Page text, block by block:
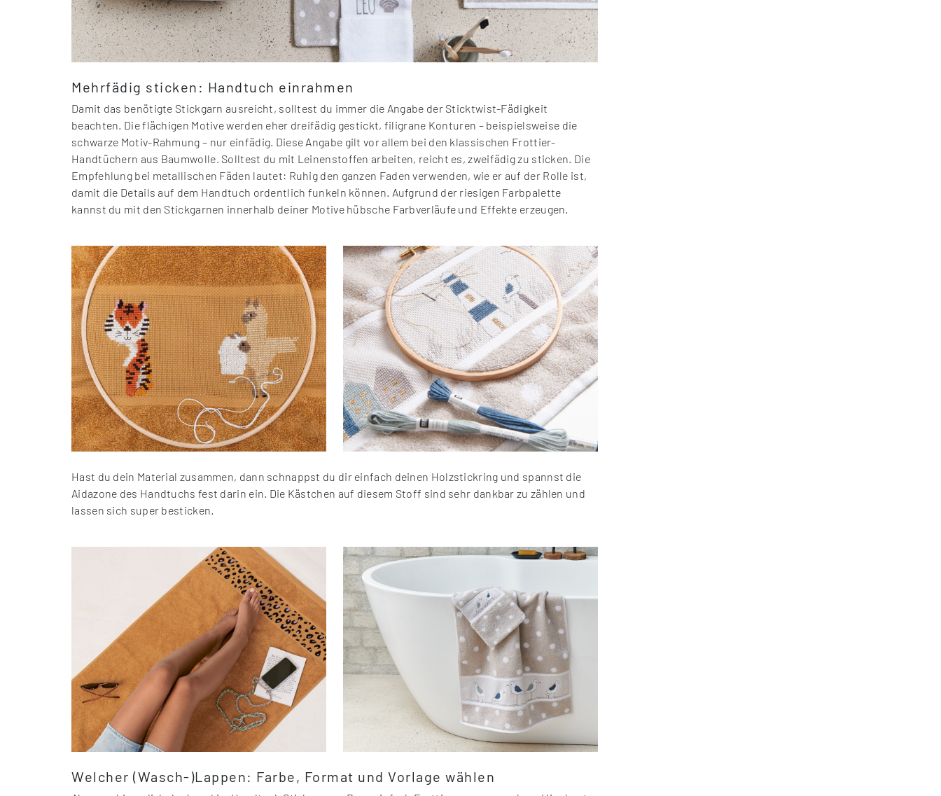
Mehrfädig sticken: Handtuch einrahmen
Damit das benötigte Stickgarn ausreicht, solltest du immer die Angabe der Sticktwist-Fädigkeit
beachten. Die flächigen Motive werden eher dreifädig gestickt, filigrane Konturen – beispielsweise die
schwarze Motiv-Rahmung – nur einfädig. Diese Angabe gilt vor allem bei den klassischen Frottier-
Handtüchern aus Baumwolle. Solltest du mit Leinenstoffen arbeiten, reicht es, zweifädig zu sticken. Die
Empfehlung bei metallischen Fäden lautet: Ruhig den ganzen Faden verwenden, wie er auf der Rolle ist,
damit die Details auf dem Handtuch ordentlich funkeln können. Aufgrund der riesigen Farbpalette
kannst du mit den Stickgarnen innerhalb deiner Motive hübsche Farbverläufe und Effekte erzeugen.
Hast du dein Material zusammen, dann schnappst du dir einfach deinen Holzstickring und spannst die
Aidazone des Handtuchs fest darin ein. Die Kästchen auf diesem Stoff sind sehr dankbar zu zählen und
lassen sich super besticken.
Welcher (Wasch-)Lappen: Farbe, Format und Vorlage wählen